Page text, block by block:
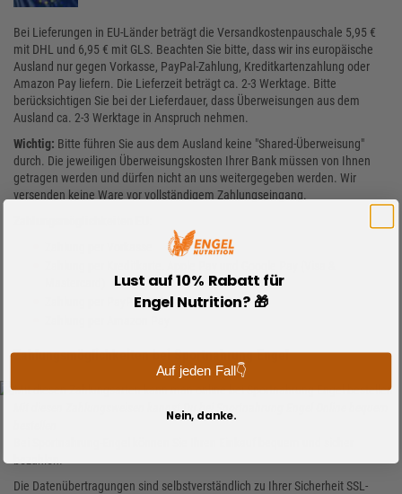
Bei Lieferungen in EU-Länder beträgt die Versandkostenpauschale 5,95 €
mit DHL und 6,95 € mit GLS. Beachten Sie bitte, dass wir ins europäische
Ausland nur gegen Vorkasse, PayPal-Zahlung, Kreditkartenzahlung oder
Amazon Pay liefern. Die Lieferzeit beträgt ca. 2-3 Werktage. Bitte
berücksichtigen Sie bei der Lieferdauer, dass Überweisungen aus dem
Ausland ca. 2-3 Werktage in Anspruch nehmen.
Wichtig: Bitte führen Sie aus dem Ausland keine "Shared-Überweisung"
durch. Die jeweiligen Überweisungskosten Ihrer Bank müssen von Ihnen
getragen werden und dürfen nicht an uns weitergegeben werden. Wir
versenden keine Ware vor vollständigem Zahlungseingang.
Zahlung per PayPal
Zahlungsmöglichkeiten bei Sportnahrung Engel
Mit diesen Zahlungsweisen kannst Du bei Sportnahrung Engel Online bequem
Die Datenübertragungen sind selbstverständlich zu Ihrer Sicherheit SSL-
Lust auf 10% Rabatt für
Engel Nutrition? 🎁
Auf jeden Fall👇
Nein, danke.